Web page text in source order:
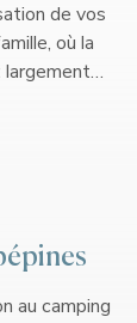
de vos
où la
largement…
au camping